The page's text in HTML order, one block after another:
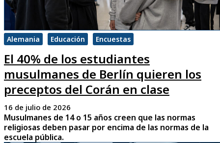
Alemania Educación Encuestas
El 40% de los estudiantes
musulmanes de Berlín quieren los
preceptos del Corán en clase
16 de julio de 2026
Musulmanes de 14 o 15 años creen que las normas
religiosas deben pasar por encima de las normas de la
escuela pública.